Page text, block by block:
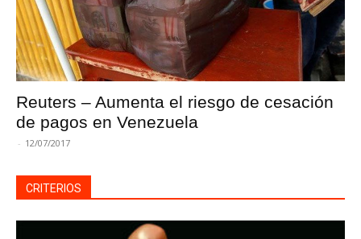
Reuters – Aumenta el riesgo de cesación
de pagos en Venezuela
- 12/07/2017
CRITERIOS